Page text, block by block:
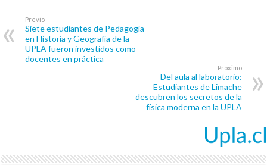
Previo
Siete estudiantes de Pedagogía
en Historia y Geografía de la
UPLA fueron investidos como
docentes en práctica
Próximo
Del aula al laboratorio:
Estudiantes de Limache
descubren los secretos de la
física moderna en la UPLA